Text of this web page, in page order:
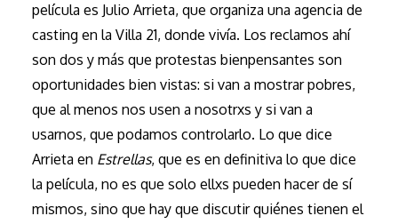
película es Julio Arrieta, que organiza una agencia de
casting en la Villa 21, donde vivía. Los reclamos ahí
son dos y más que protestas bienpensantes son
oportunidades bien vistas: si van a mostrar pobres,
que al menos nos usen a nosotrxs y si van a
usarnos, que podamos controlarlo. Lo que dice
Arrieta en Estrellas, que es en definitiva lo que dice
la película, no es que solo ellxs pueden hacer de sí
mismos, sino que hay que discutir quiénes tienen el